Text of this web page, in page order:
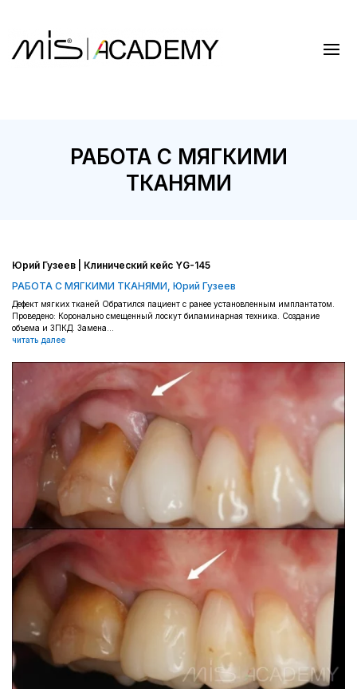
РАБОТА С МЯГКИМИ
ТКАНЯМИ
Юрий Гузеев | Клинический кейс YG-145
РАБОТА С МЯГКИМИ ТКАНЯМИ, Юрий Гузеев
Дефект мягких тканей Обратился пациент с ранее установленным имплантатом.
Проведено: Коронально смещенный лоскут биламинарная техника. Создание
объема и ЗПКД. Замена...
читать далее